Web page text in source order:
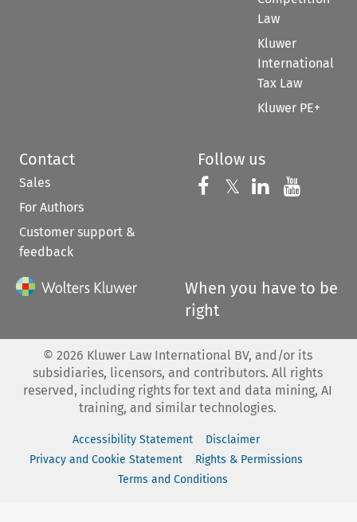
Law
Kluwer
International
Tax Law
Kluwer PE+
Contact
Sales
For Authors
Customer support &
feedback
Follow us
Follow us on
𝕏 Follow us on
Follow us
When you have to be
right
© 2026 Kluwer Law International BV, and/or its
subsidiaries, licensors, and contributors. All rights
reserved, including rights for text and data mining, AI
training, and similar technologies.
Accessibility Statement
Disclaimer
Privacy and Cookie Statement
Rights & Permissions
Terms and Conditions